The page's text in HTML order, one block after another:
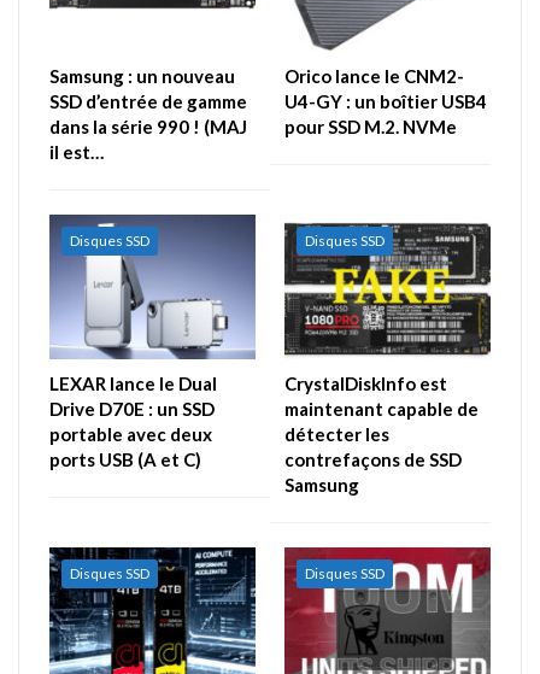
Samsung : un nouveau
SSD d’entrée de gamme
dans la série 990 ! (MAJ
il est…
Orico lance le CNM2-
U4-GY : un boîtier USB4
pour SSD M.2. NVMe
Disques SSD
LEXAR lance le Dual
Drive D70E : un SSD
portable avec deux
ports USB (A et C)
Disques SSD
CrystalDiskInfo est
maintenant capable de
détecter les
contrefaçons de SSD
Samsung
Disques SSD Disques SSD